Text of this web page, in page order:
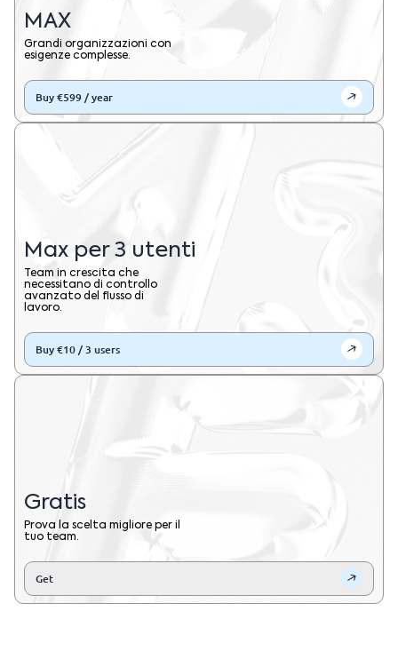
MAX
Grandi organizzazioni con
esigenze complesse.
Buy €599 / year
Max per 3 utenti
Team in crescita che
necessitano di controllo
avanzato del flusso di
lavoro.
Buy €10 / 3 users
Gratis
Prova la scelta migliore per il
tuo team.
Get